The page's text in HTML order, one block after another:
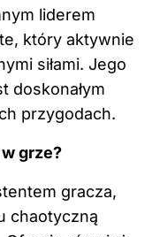
liderem
który aktywnie
siłami. Jego
doskonałym
przygodach.
grze?
gracza,
chaotyczną